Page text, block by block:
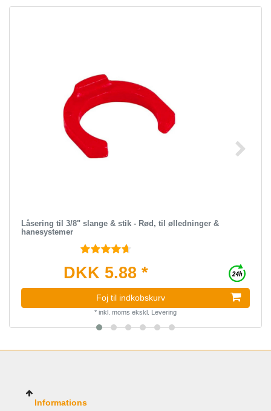
Låsering til 3/8" slange & stik - Rød, til ølledninger &
hanesystemer
DKK 5.88 *
Foj til indkobskurv
* inkl. moms ekskl. Levering
Informations